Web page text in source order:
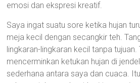
emosi dan ekspresi kreatif.
Saya ingat suatu sore ketika hujan
meja kecil dengan secangkir teh.
lingkaran-lingkaran kecil tanpa
mencerminkan ketukan hujan di
sederhana antara saya dan cuaca.